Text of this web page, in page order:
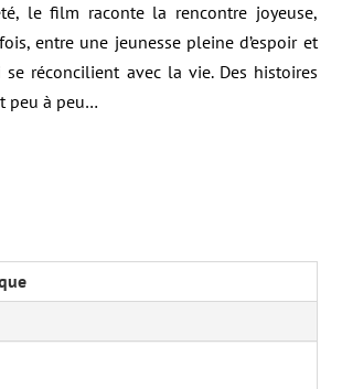
le film raconte la rencontre joyeuse,
entre une jeunesse pleine d’espoir et
réconcilient avec la vie. Des histoires
peu à peu…